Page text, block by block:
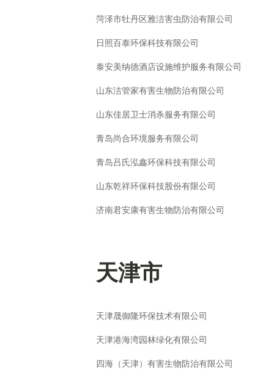
菏泽市牡丹区雅洁害虫防治有限公司
日照百泰环保科技有限公司
泰安美纳德酒店设施维护服务有限公司
山东洁管家有害生物防治有限公司
山东佳居卫士消杀服务有限公司
青岛尚合环境服务有限公司
青岛吕氏泓鑫环保科技有限公司
山东乾祥环保科技股份有限公司
济南君安康有害生物防治有限公司
天津市
天津晟御隆环保技术有限公司
天津港海湾园林绿化有限公司
四海（天津）有害生物防治有限公司